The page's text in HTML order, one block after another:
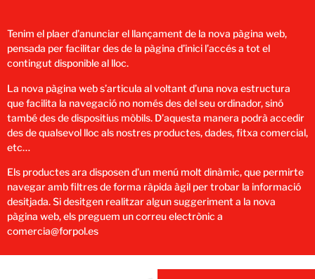
Tenim el plaer d’anunciar el llançament de la nova pàgina web,
pensada per facilitar des de la pàgina d’inici l’accés a tot el
contingut disponible al lloc.
La nova pàgina web s’articula al voltant d’una nova estructura
que facilita la navegació no només des del seu ordinador, sinó
també des de dispositius mòbils. D’aquesta manera podrà accedir
des de qualsevol lloc als nostres productes, dades, fitxa comercial,
etc…
Els productes ara disposen d’un menú molt dinàmic, que permirte
navegar amb filtres de forma ràpida àgil per trobar la informació
desitjada. Si desitgen realitzar algun suggeriment a la nova
pàgina web, els preguem un correu electrònic a
comercia@forpol.es